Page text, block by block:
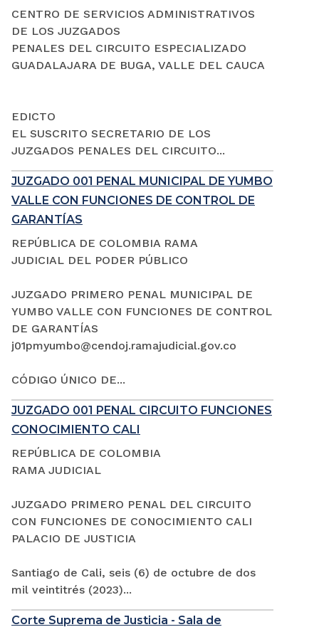
CENTRO DE SERVICIOS ADMINISTRATIVOS
DE LOS JUZGADOS
PENALES DEL CIRCUITO ESPECIALIZADO
GUADALAJARA DE BUGA, VALLE DEL CAUCA
EDICTO
EL SUSCRITO SECRETARIO DE LOS
JUZGADOS PENALES DEL CIRCUITO...
JUZGADO 001 PENAL MUNICIPAL DE YUMBO
VALLE CON FUNCIONES DE CONTROL DE
GARANTÍAS
REPÚBLICA DE COLOMBIA RAMA
JUDICIAL DEL PODER PÚBLICO
JUZGADO PRIMERO PENAL MUNICIPAL DE
YUMBO VALLE CON FUNCIONES DE CONTROL
DE GARANTÍAS
j01pmyumbo@cendoj.ramajudicial.gov.co
CÓDIGO ÚNICO DE...
JUZGADO 001 PENAL CIRCUITO FUNCIONES
CONOCIMIENTO CALI
REPÚBLICA DE COLOMBIA
RAMA JUDICIAL
JUZGADO PRIMERO PENAL DEL CIRCUITO
CON FUNCIONES DE CONOCIMIENTO CALI
PALACIO DE JUSTICIA
Santiago de Cali, seis (6) de octubre de dos
mil veintitrés (2023)...
Corte Suprema de Justicia - Sala de